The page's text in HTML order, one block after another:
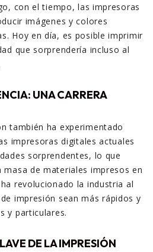
con el tiempo, las impresoras
imágenes y colores
Hoy en día, es posible imprimir
que sorprendería incluso al
UNA CARRERA
también ha experimentado
impresoras digitales actuales
sorprendentes, lo que
de materiales impresos en
revolucionado la industria al
impresión sean más rápidos y
y particulares.
DE LA IMPRESIÓN